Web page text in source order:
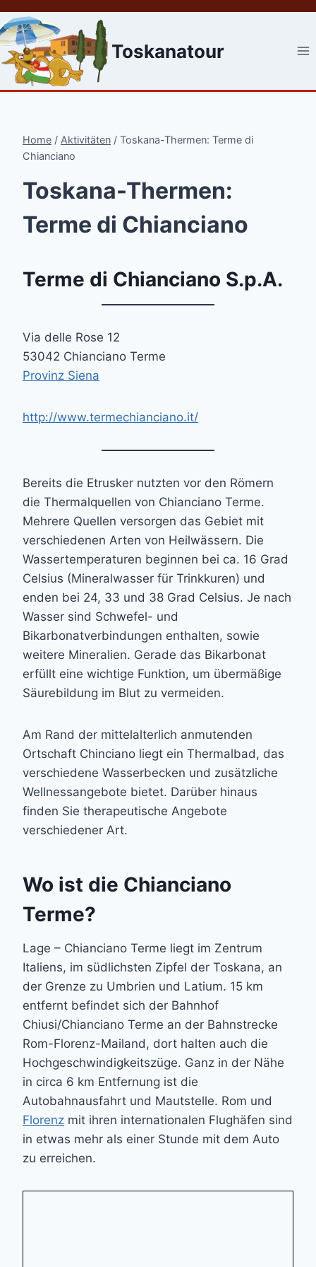
Skip
to
content
Toskanatour
Home / Aktivitäten / Toskana-Thermen: Terme di
Chianciano
Toskana-Thermen:
Terme di Chianciano
Terme di Chianciano S.p.A.
Via delle Rose 12
53042 Chianciano Terme
Provinz Siena
http://www.termechianciano.it/
Bereits die Etrusker nutzten vor den Römern
die Thermalquellen von Chianciano Terme.
Mehrere Quellen versorgen das Gebiet mit
verschiedenen Arten von Heilwässern. Die
Wassertemperaturen beginnen bei ca. 16 Grad
Celsius (Mineralwasser für Trinkkuren) und
enden bei 24, 33 und 38 Grad Celsius. Je nach
Wasser sind Schwefel- und
Bikarbonatverbindungen enthalten, sowie
weitere Mineralien. Gerade das Bikarbonat
erfüllt eine wichtige Funktion, um übermäßige
Säurebildung im Blut zu vermeiden.
Am Rand der mittelalterlich anmutenden
Ortschaft Chinciano liegt ein Thermalbad, das
verschiedene Wasserbecken und zusätzliche
Wellnessangebote bietet. Darüber hinaus
finden Sie therapeutische Angebote
verschiedener Art.
Wo ist die Chianciano
Terme?
Lage – Chianciano Terme liegt im Zentrum
Italiens, im südlichsten Zipfel der Toskana, an
der Grenze zu Umbrien und Latium. 15 km
entfernt befindet sich der Bahnhof
Chiusi/Chianciano Terme an der Bahnstrecke
Rom-Florenz-Mailand, dort halten auch die
Hochgeschwindigkeitszüge. Ganz in der Nähe
in circa 6 km Entfernung ist die
Autobahnausfahrt und Mautstelle. Rom und
Florenz mit ihren internationalen Flughäfen sind
in etwas mehr als einer Stunde mit dem Auto
zu erreichen.